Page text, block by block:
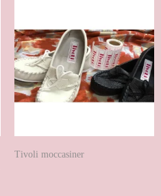
Tivoli moccasiner